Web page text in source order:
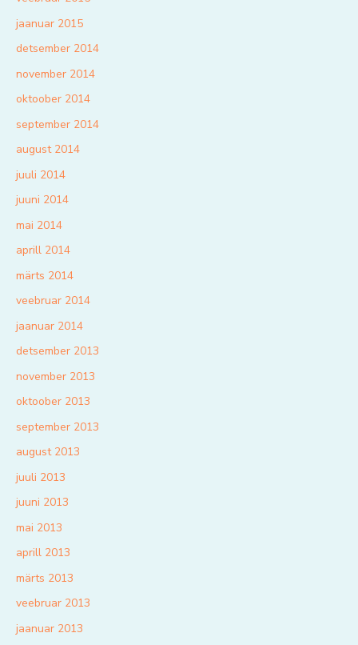
jaanuar 2015
detsember 2014
november 2014
oktoober 2014
september 2014
august 2014
juuli 2014
juuni 2014
mai 2014
aprill 2014
märts 2014
veebruar 2014
jaanuar 2014
detsember 2013
november 2013
oktoober 2013
september 2013
august 2013
juuli 2013
juuni 2013
mai 2013
aprill 2013
märts 2013
veebruar 2013
jaanuar 2013